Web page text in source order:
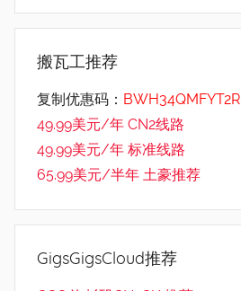
搬瓦工推荐
复制优惠码： BWH34QMFYT2R
49.99美元/年 CN2线路
49.99美元/年 标准线路
65.99美元/半年 土豪推荐
GigsGigsCloud推荐